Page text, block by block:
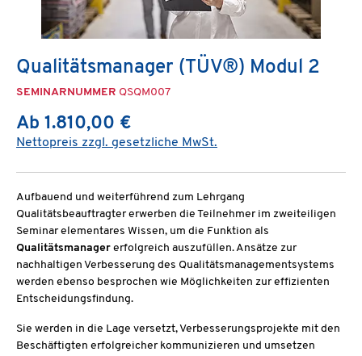
Qualitätsmanager (TÜV®) Modul 2
SEMINARNUMMER QSQM007
Ab 1.810,00 €
Nettopreis zzgl. gesetzliche MwSt.
Aufbauend und weiterführend zum Lehrgang
Qualitätsbeauftragter erwerben die Teilnehmer im zweiteiligen
Seminar elementares Wissen, um die Funktion als
Qualitätsmanager erfolgreich auszufüllen. Ansätze zur
nachhaltigen Verbesserung des Qualitätsmanagementsystems
werden ebenso besprochen wie Möglichkeiten zur effizienten
Entscheidungsfindung.
Sie werden in die Lage versetzt, Verbesserungsprojekte mit den
Beschäftigten erfolgreicher kommunizieren und umsetzen